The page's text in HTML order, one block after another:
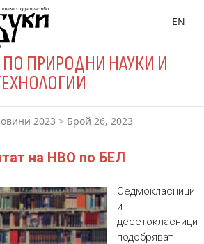
ПРИРОДНИ НАУКИ И
EN
2023 > Брой 26, 2023
на НВО по БЕЛ
Седмокласници
и
десетокласници
подобряват